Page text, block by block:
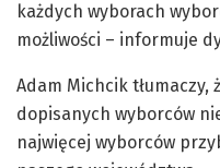
każdych wyborach
możliwości – informuje
Adam Michcik tłumaczy,
dopisanych wyborców
najwięcej wyborców